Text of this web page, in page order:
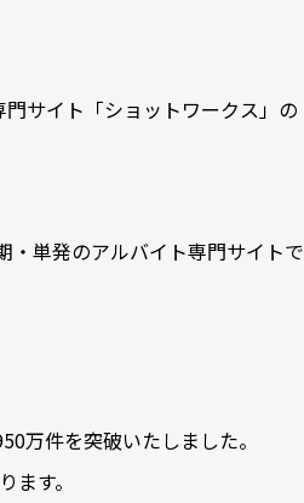
サイト「ショットワークス」の
・単発のアルバイト専門サイトで
万件を突破いたしました。
す。